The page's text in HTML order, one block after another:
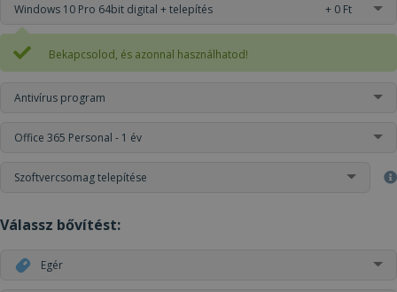
Windows 10 Pro 64bit digital + telepítés + 0 Ft
Bekapcsolod, és azonnal használhatod!
Antivírus program
Office 365 Personal - 1 év
Szoftvercsomag telepítése
Válassz bővítést:
Egér